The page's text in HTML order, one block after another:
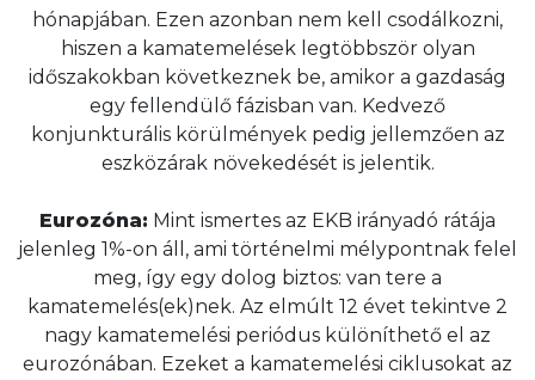
hónapjában. Ezen azonban nem kell csodálkozni,
hiszen a kamatemelések legtöbbször olyan
időszakokban következnek be, amikor a gazdaság
egy fellendülő fázisban van. Kedvező
konjunkturális körülmények pedig jellemzően az
eszközárak növekedését is jelentik.
Eurozóna: Mint ismertes az EKB irányadó rátája
jelenleg 1%-on áll, ami történelmi mélypontnak felel
meg, így egy dolog biztos: van tere a
kamatemelés(ek)nek. Az elmúlt 12 évet tekintve 2
nagy kamatemelési periódus különíthető el az
eurozónában. Ezeket a kamatemelési ciklusokat az